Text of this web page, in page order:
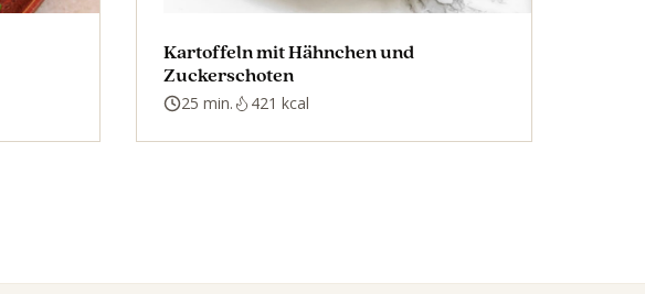
Kartoffeln mit Hähnchen und
Zuckerschoten
25 min. 421 kcal